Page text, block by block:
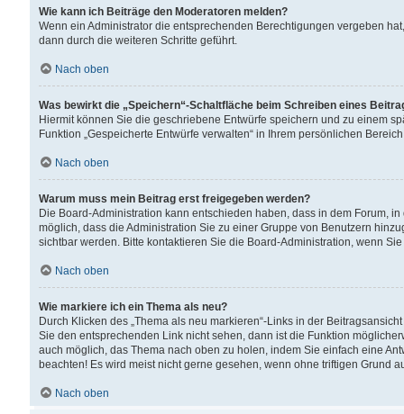
Wie kann ich Beiträge den Moderatoren melden?
Wenn ein Administrator die entsprechenden Berechtigungen vergeben
dann durch die weiteren Schritte geführt.
Nach oben
Was bewirkt die „Speichern“-Schaltfläche beim Schreiben eines
Hiermit können Sie die geschriebene Entwürfe speichern und zu einem
Funktion „Gespeicherte Entwürfe verwalten“ in Ihrem persönlichen
Nach oben
Warum muss mein Beitrag erst freigegeben werden?
Die Board-Administration kann entschieden haben, dass in dem Forum,
möglich, dass die Administration Sie zu einer Gruppe von Benutzern
sichtbar werden. Bitte kontaktieren Sie die Board-Administration, wenn
Nach oben
Wie markiere ich ein Thema als neu?
Durch Klicken des „Thema als neu markieren“-Links in der
Sie den entsprechenden Link nicht sehen, dann ist die Funktion
auch möglich, das Thema nach oben zu holen, indem Sie einfach eine
beachten! Es wird meist nicht gerne gesehen, wenn ohne triftigen Grund
Nach oben